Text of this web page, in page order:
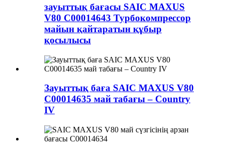
зауыттық бағасы SAIC MAXUS
V80 C00014643 Турбокомпрессор
майын қайтаратын құбыр
қосылысы
Зауыттық баға SAIC MAXUS V80
C00014635 май табағы – Country
IV